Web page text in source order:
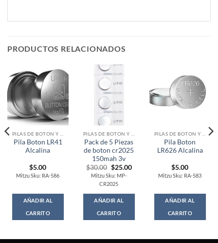
PRODUCTOS RELACIONADOS
Pila Boton LR41
Alcalina
$5.00
Mitzu Sku: RA-586
AÑADIR AL
CARRITO
Pack de 5 Piezas
de boton cr2025
150mah 3v
$30.00 Original
price
was:
$30.00.
$25.00Current
Mitzu Sku: MP-
CR2025
AÑADIR AL
CARRITO
Pila Boton
LR626 Alcalina
$5.00
Mitzu Sku: RA-583
AÑADIR AL
CARRITO